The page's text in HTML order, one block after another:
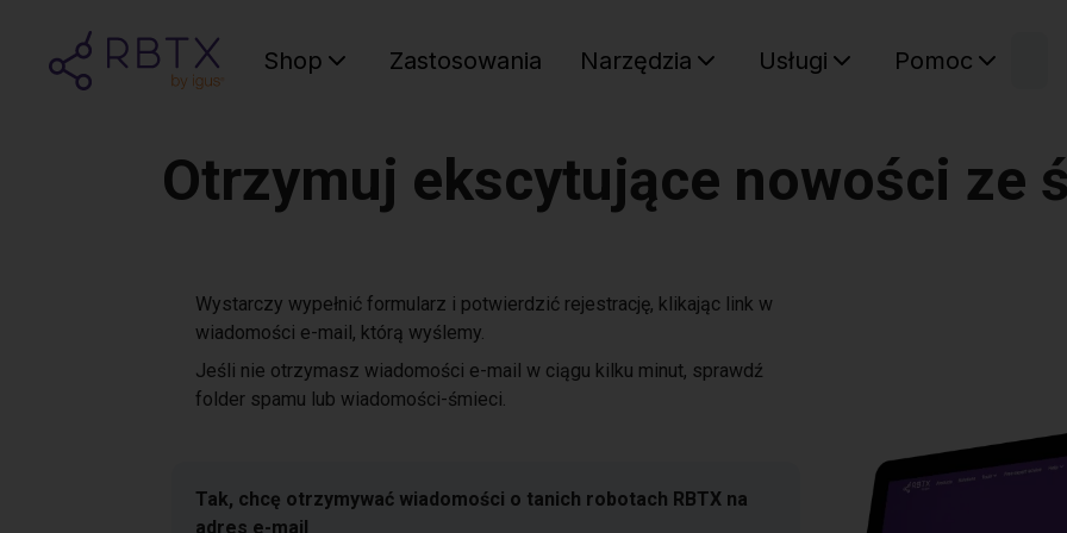
Shop Zastosowania Narzędzia Usługi Pomoc
Otrzymuj ekscytujące nowości ze
Wystarczy wypełnić formularz i potwierdzić rejestrację, klikając link w
wiadomości e-mail, którą wyślemy.
Jeśli nie otrzymasz wiadomości e-mail w ciągu kilku minut, sprawdź
folder spamu lub wiadomości-śmieci.
Tak, chcę otrzymywać wiadomości o tanich robotach RBTX na
adres e-mail